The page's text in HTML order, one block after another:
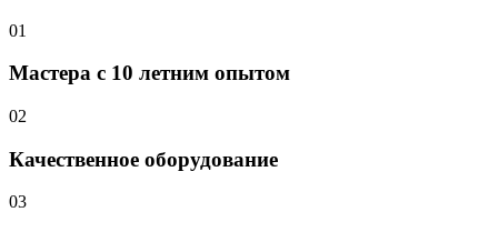
01
Мастера с 10 летним опытом
02
Качественное оборудование
03